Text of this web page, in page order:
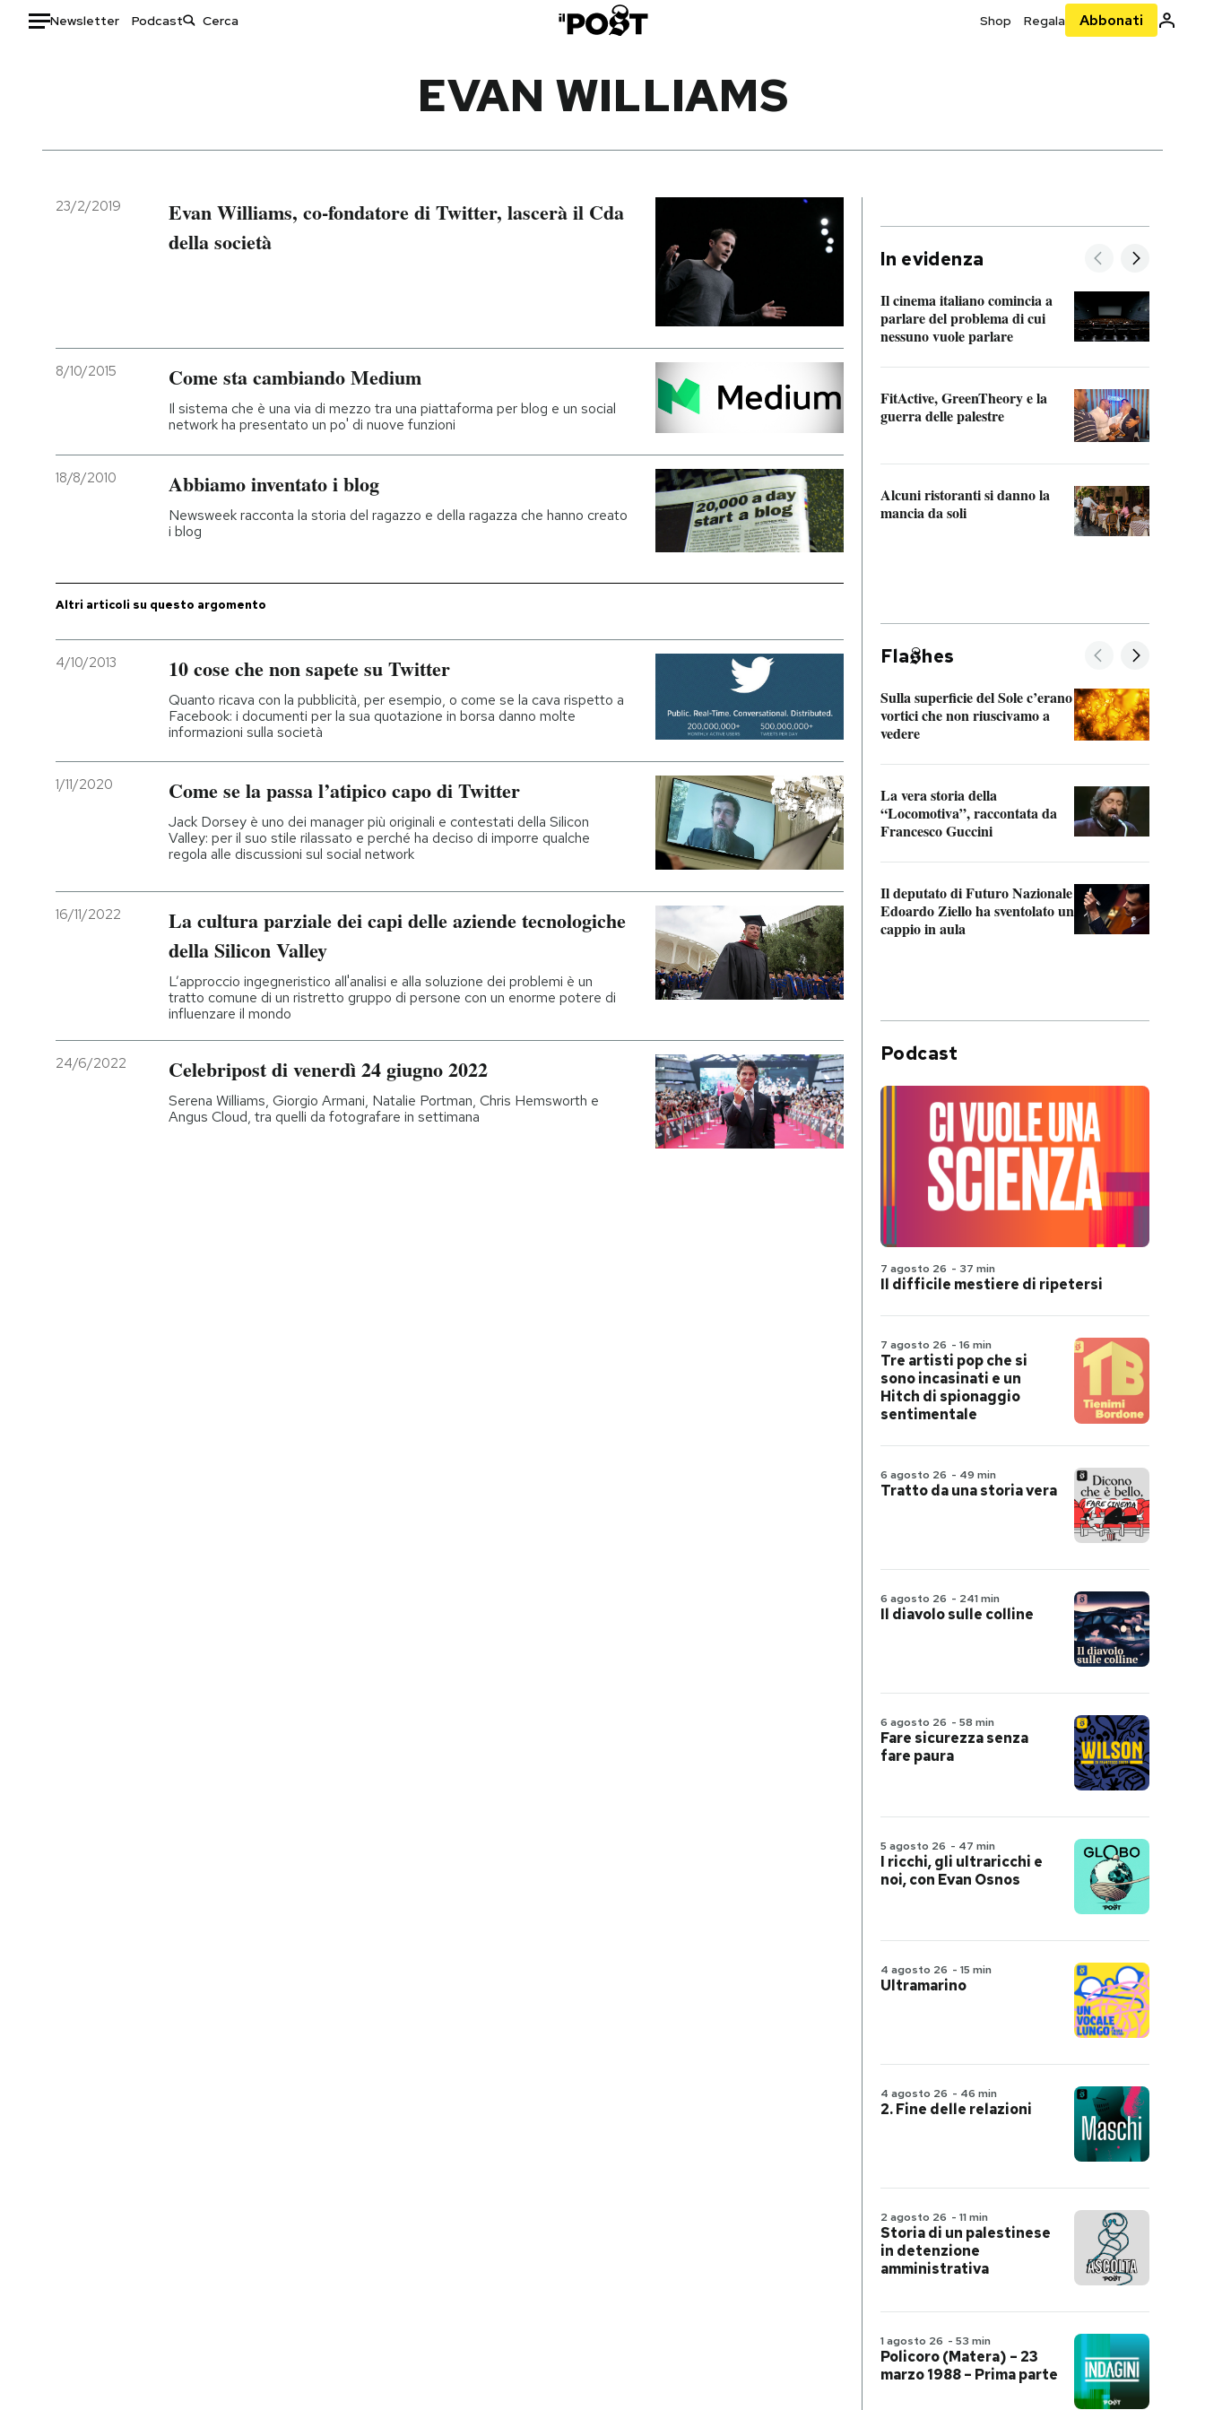
Newsletter Podcast Shop Regala Abbonati
Italia
Politica
Moda
Ok Boomer!
CALENDARIO
AREA PERSONALE
EVAN WILLIAMS
23/2/2019
Evan Williams, co-fondatore di Twitter, lascerà il Cda
della società
8/10/2015 Come sta cambiando Medium
Il sistema che è una via di mezzo tra una piattaforma per blog e un social
network ha presentato un po' di nuove funzioni
18/8/2010 Abbiamo inventato i blog
Newsweek racconta la storia del ragazzo e della ragazza che hanno creato
i blog
Altri articoli su questo argomento
4/10/2013 10 cose che non sapete su Twitter
Quanto ricava con la pubblicità, per esempio, o come se la cava rispetto a
Facebook: i documenti per la sua quotazione in borsa danno molte
informazioni sulla società
1/11/2020 Come se la passa l’atipico capo di Twitter
Jack Dorsey è uno dei manager più originali e contestati della Silicon
Valley: per il suo stile rilassato e perché ha deciso di imporre qualche
regola alle discussioni sul social network
16/11/2022
La cultura parziale dei capi delle aziende tecnologiche
della Silicon Valley
L’approccio ingegneristico all'analisi e alla soluzione dei problemi è un
tratto comune di un ristretto gruppo di persone con un enorme potere di
influenzare il mondo
24/6/2022 Celebripost di venerdì 24 giugno 2022
Serena Williams, Giorgio Armani, Natalie Portman, Chris Hemsworth e
Angus Cloud, tra quelli da fotografare in settimana
In evidenza
Il cinema italiano comincia a
parlare del problema di cui
nessuno vuole parlare
FitActive, GreenTheory e la
guerra delle palestre
Alcuni ristoranti si danno la
mancia da soli
Fla hes
Sulla superficie del Sole c’erano
vortici che non riuscivamo a
vedere
La vera storia della
“Locomotiva”, raccontata da
Francesco Guccini
Il deputato di Futuro Nazionale
Edoardo Ziello ha sventolato un
cappio in aula
Podcast
7 agosto 26 - 37 min
Il difficile mestiere di ripetersi
7 agosto 26 - 16 min
Tre artisti pop che si
sono incasinati e un
Hitch di spionaggio
sentimentale
6 agosto 26 - 49 min
Tratto da una storia vera
6 agosto 26 - 241 min
Il diavolo sulle colline
6 agosto 26 - 58 min
Fare sicurezza senza
fare paura
5 agosto 26 - 47 min
I ricchi, gli ultraricchi e
noi, con Evan Osnos
4 agosto 26 - 15 min
Ultramarino
4 agosto 26 - 46 min
2. Fine delle relazioni
2 agosto 26 - 11 min
Storia di un palestinese
in detenzione
amministrativa
1 agosto 26 - 53 min
Policoro (Matera) – 23
marzo 1988 – Prima parte